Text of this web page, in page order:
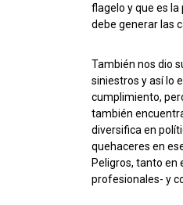
flagelo y que es
debe generar las
También nos dio
siniestros y así lo
cumplimiento,
también
diversifica en
quehaceres en
Peligros, tanto en
profesionales- y